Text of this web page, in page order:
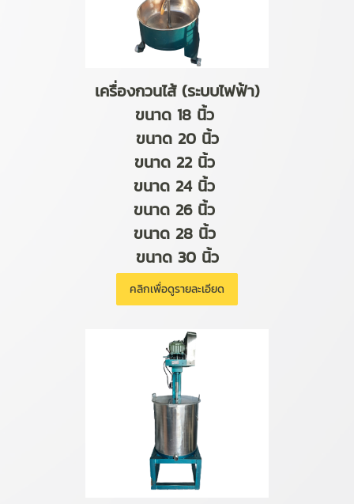
เครื่องกวนไส้ (ระบบไฟฟ้า)
ขนาด 18 นิ้ว
ขนาด 20 นิ้ว
ขนาด 22 นิ้ว
ขนาด 24 นิ้ว
ขนาด 26 นิ้ว
ขนาด 28 นิ้ว
ขนาด 30 นิ้ว
คลิกเพื่อดูรายละเอียด